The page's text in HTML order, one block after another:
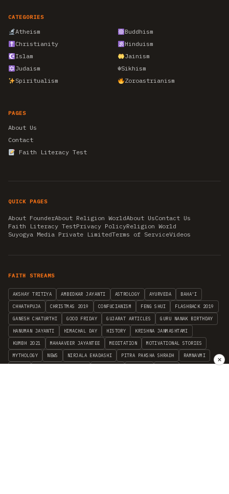
CATEGORIES
Atheism
Buddhism
Christianity
Hinduism
Islam
Jainism
Judaism
☬Sikhism
Spiritualism
Zoroastrianism
PAGES
About Us
Contact
Faith Literacy Test
QUICK PAGES
About FounderAbout Religion WorldAbout UsContact Us
Faith Literacy TestPrivacy PolicyReligion World
Suyogya Media Private LimitedTerms of ServiceVideos
FAITH STREAMS
AKSHAY TRITIYA AMBEDKAR JAYANTI ASTROLOGY AYURVEDA BAHA'I
CHHATHPUJA CHRISTMAS 2019 CONFUCIANISM FENG SHUI FLASHBACK 2019
GANESH CHATURTHI GOOD FRIDAY GUJARAT ARTICLES GURU NANAK BIRTHDAY
HANUMAN JAYANTI HIMACHAL DAY HISTORY KRISHNA JANMASHTAMI
KUMBH 2021 MAHAAVEER JAYANTEE MEDITATION MOTIVATIONAL STORIES
MYTHOLOGY NEWS NIRJALA EKADASHI PITRA PAKSHA SHRADH RAMNAVMI
✕